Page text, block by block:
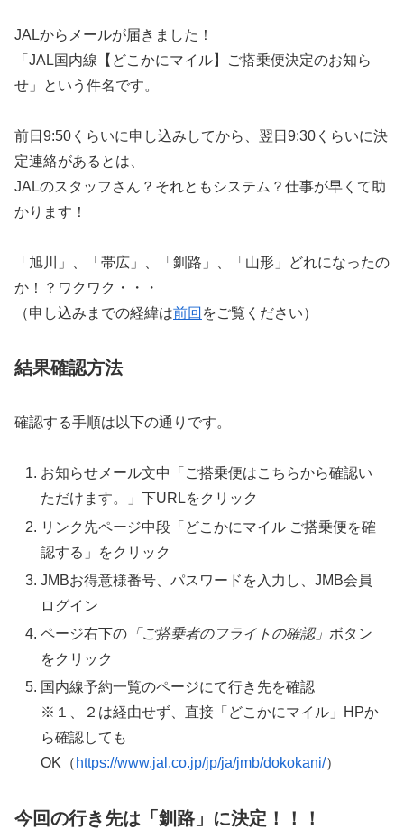
JALからメールが届きました！
「JAL国内線【どこかにマイル】ご搭乗便決定のお知ら
せ」という件名です。
前日9:50くらいに申し込みしてから、翌日9:30くらいに決
定連絡があるとは、
JALのスタッフさん？それともシステム？仕事が早くて助
かります！
「旭川」、「帯広」、「釧路」、「山形」どれになったの
か！？ワクワク・・・
（申し込みまでの経緯は前回 をご覧ください）
結果確認方法
確認する手順は以下の通りです。
お知らせメール文中「ご搭乗便はこちらから確認い
ただけます。」下URLをクリック
リンク先ページ中段「どこかにマイル ご搭乗便を確
認する」をクリック
JMBお得意様番号、パスワードを入力し、JMB会員
ログイン
ページ右下の 「ご搭乗者のフライトの確認」 ボタン
をクリック
国内線予約一覧のページにて行き先を確認
※１、２は経由せず、直接「どこかにマイル」HPか
ら確認しても
OK（ https://www.jal.co.jp/jp/ja/jmb/dokokani/）
今回の行き先は「釧路」に決定！！！